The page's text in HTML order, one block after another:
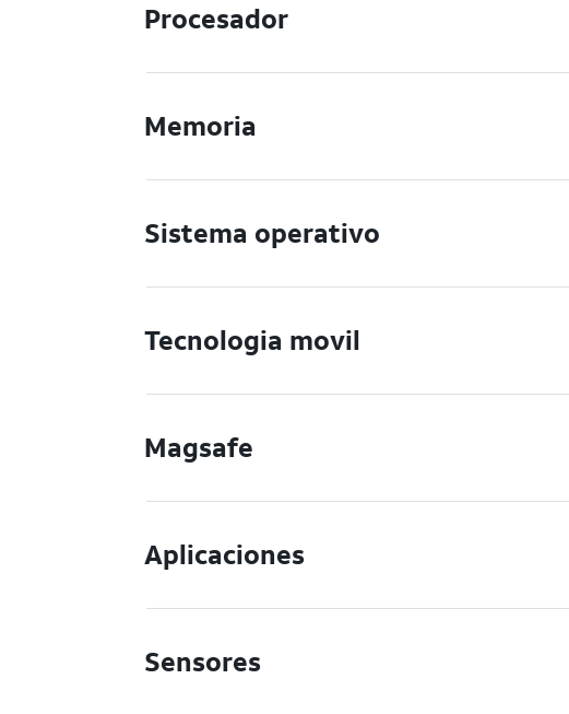
Procesador
Memoria
Sistema operativo
Tecnologia movil
Magsafe
Aplicaciones
Sensores